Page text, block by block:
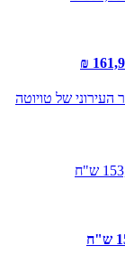
העירוני של טויוטה